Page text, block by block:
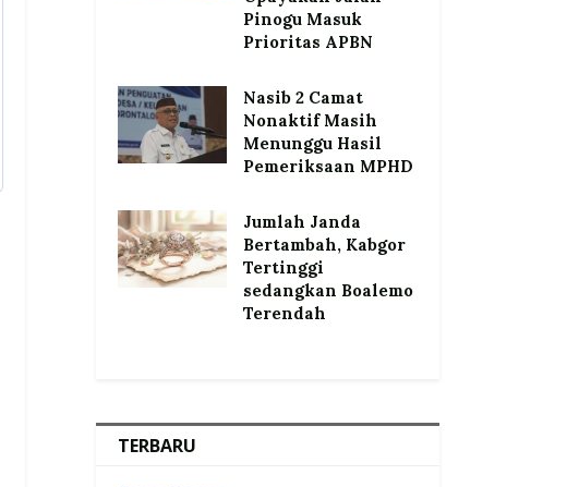
Pinogu Masuk
Prioritas APBN
Nasib 2 Camat
Nonaktif Masih
Menunggu Hasil
Pemeriksaan MPHD
Jumlah Janda
Bertambah, Kabgor
Tertinggi
sedangkan Boalemo
Terendah
TERBARU